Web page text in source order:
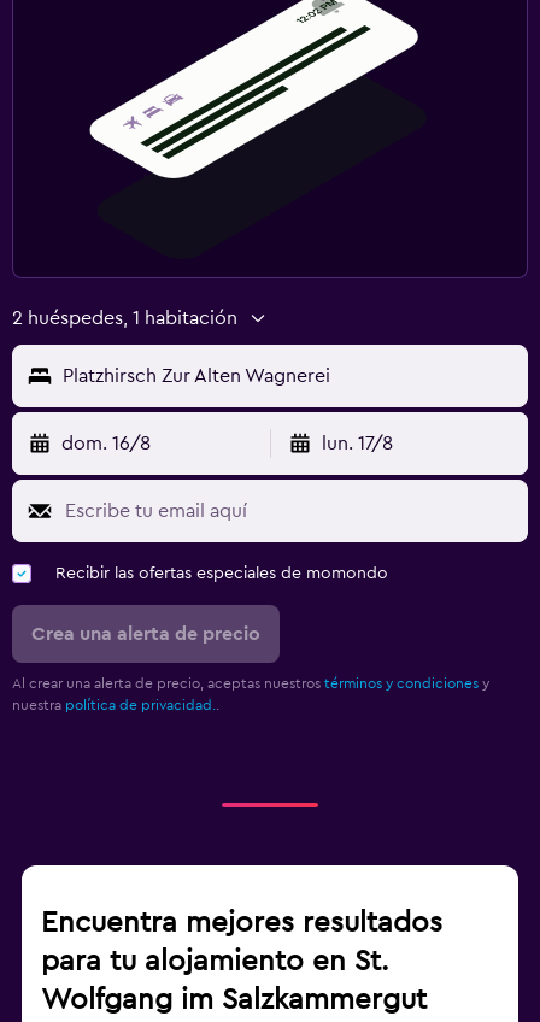
2 huéspedes, 1 habitación
Platzhirsch Zur Alten Wagnerei
dom. 16/8 lun. 17/8
Recibir las ofertas especiales de momondo
Crea una alerta de precio
Al crear una alerta de precio, aceptas nuestros términos y condiciones y
nuestra política de privacidad.
Encuentra mejores resultados
para tu alojamiento en St.
Wolfgang im Salzkammergut